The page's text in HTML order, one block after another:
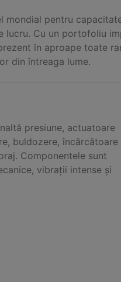
mondial pentru
lucru. Cu un portofoliu
în aproape toate
din întreaga lume.
presiune, actuatoare
buldozere, încărcătoare
Componentele sunt
vibrații intense și